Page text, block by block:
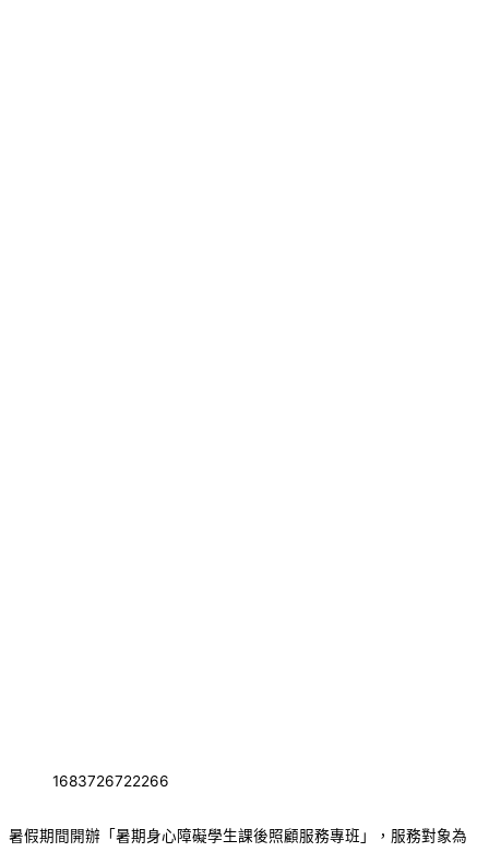
1683726722266
暑假期間開辦「暑期身心障礙學生課後照顧服務專班」，服務對象為